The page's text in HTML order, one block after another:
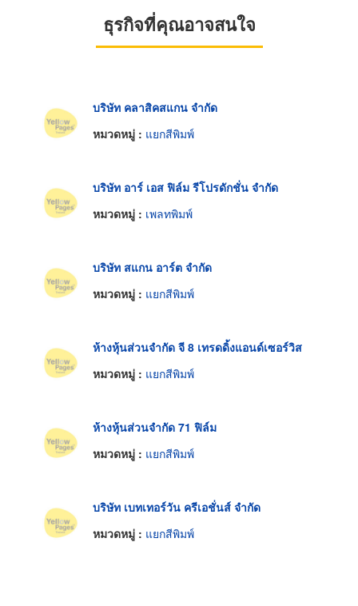
ธุรกิจที่คุณอาจสนใจ
บริษัท คลาสิคสแกน จำกัด
หมวดหมู่ : แยกสีพิมพ์
บริษัท อาร์ เอส ฟิล์ม รีโปรดักชั่น จำกัด
หมวดหมู่ : เพลทพิมพ์
บริษัท สแกน อาร์ต จำกัด
หมวดหมู่ : แยกสีพิมพ์
ห้างหุ้นส่วนจำกัด จี 8 เทรดดิ้งแอนด์เซอร์วิส
หมวดหมู่ : แยกสีพิมพ์
ห้างหุ้นส่วนจำกัด 71 ฟิล์ม
หมวดหมู่ : แยกสีพิมพ์
บริษัท เบทเทอร์วัน ครีเอชั่นส์ จำกัด
หมวดหมู่ : แยกสีพิมพ์